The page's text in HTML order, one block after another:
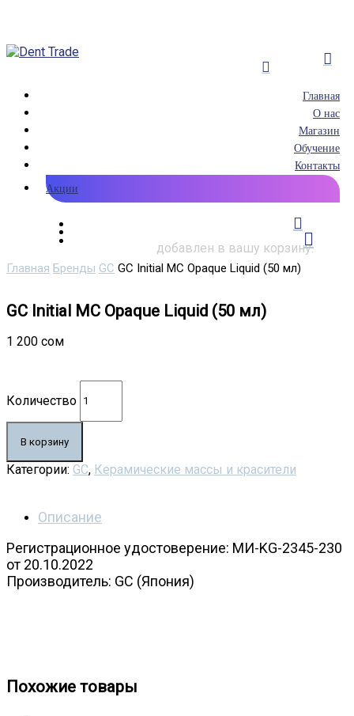
Главная
О нас
Магазин
Обучение
Контакты
Акции
добавлен в вашу корзину.
Главная Бренды GC GC Initial MC Opaque Liquid (50 мл)
GC Initial MC Opaque Liquid (50 мл)
1 200 сом
Количество
В корзину
Категории: GC, Керамические массы и красители
Описание
Регистрационное удостоверение: МИ-KG-2345-230
от 20.10.2022
Производитель: GC (Япония)
Похожие товары